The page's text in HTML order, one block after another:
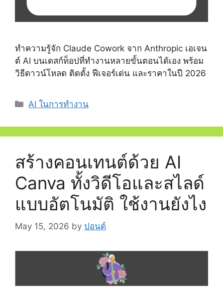
ทำความรู้จัก Claude Cowork จาก Anthropic เอเจน
ต์ AI บนเดสก์ท็อปที่ทำงานหลายขั้นตอนได้เอง พร้อม
วิธีดาวน์โหลด ติดตั้ง ฟีเจอร์เด่น และราคาในปี 2026
Categories
AI ในการทำงาน
สร้างคอนเทนต์ด้วย AI
Canva ทั้งวิดีโอและสไลด์
แบบอัตโนมัติ ใช้งานยังไง
May 15, 2026 by ปอนด์